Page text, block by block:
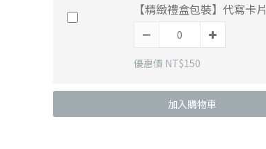
【精緻禮盒包裝】代寫卡片
優惠價 NT$150
加入購物車